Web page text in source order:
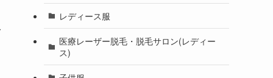
レディース服
医療レーザー脱毛・脱毛サロン(レディー
ス)